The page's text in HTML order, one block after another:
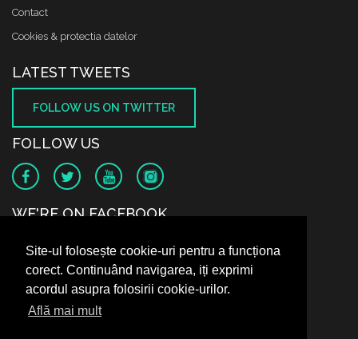
Site-ul folosește cookie-uri pentru a funcționa
corect. Continuând navigarea, iți exprimi
acordul asupra folosirii cookie-urilor.
Află mai mult
Contact
Cookies & protectia datelor
LATEST TWEETS
FOLLOW US ON TWITTER
FOLLOW US
WE'RE ON FACEBOOK